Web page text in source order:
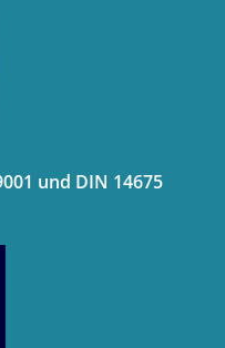
und DIN 14675